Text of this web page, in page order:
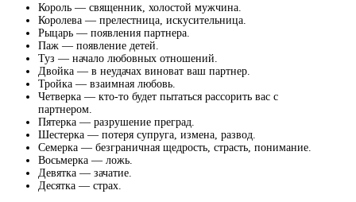
Король — священник, холостой мужчина.
Королева — прелестница, искусительница.
Рыцарь — появления партнера.
Паж — появление детей.
Туз — начало любовных отношений.
Двойка — в неудачах виноват ваш партнер.
Тройка — взаимная любовь.
Четверка — кто-то будет пытаться рассорить вас с
партнером.
Пятерка — разрушение преград.
Шестерка — потеря супруга, измена, развод.
Семерка — безграничная щедрость, страсть, понимание.
Восьмерка — ложь.
Девятка — зачатие.
Десятка — страх.